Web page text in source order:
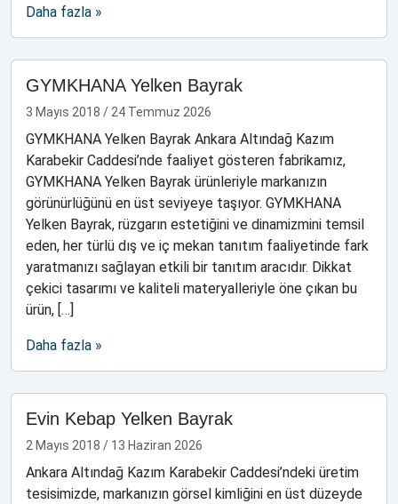
Daha fazla »
GYMKHANA Yelken Bayrak
3 Mayıs 2018 / 24 Temmuz 2026
GYMKHANA Yelken Bayrak Ankara Altındağ Kazım
Karabekir Caddesi’nde faaliyet gösteren fabrikamız,
GYMKHANA Yelken Bayrak ürünleriyle markanızın
görünürlüğünü en üst seviyeye taşıyor. GYMKHANA
Yelken Bayrak, rüzgarın estetiğini ve dinamizmini temsil
eden, her türlü dış ve iç mekan tanıtım faaliyetinde fark
yaratmanızı sağlayan etkili bir tanıtım aracıdır. Dikkat
çekici tasarımı ve kaliteli materyalleriyle öne çıkan bu
ürün, […]
Daha fazla »
Evin Kebap Yelken Bayrak
2 Mayıs 2018 / 13 Haziran 2026
Ankara Altındağ Kazım Karabekir Caddesi’ndeki üretim
tesisimizde, markanızın görsel kimliğini en üst düzeyde